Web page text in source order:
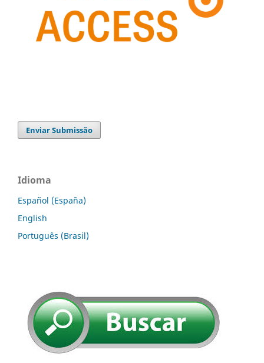
Enviar Submissão
Idioma
Español (España)
English
Português (Brasil)